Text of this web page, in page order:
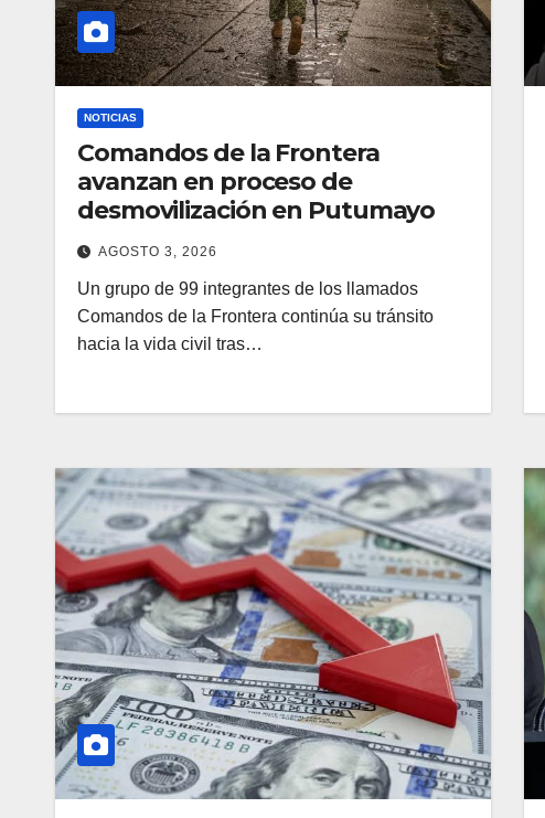
NOTICIAS
Comandos de la Frontera
avanzan en proceso de
desmovilización en Putumayo
AGOSTO 3, 2026
Un grupo de 99 integrantes de los llamados
Comandos de la Frontera continúa su tránsito
hacia la vida civil tras…